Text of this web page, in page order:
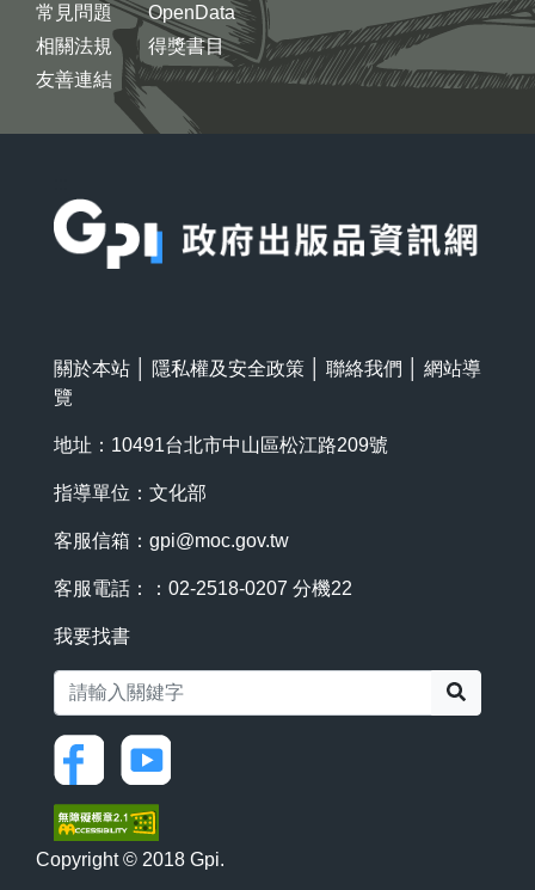
常見問題
相關法規
友善連結
OpenData
得獎書目
關於本站 隱私權及安全政策 聯絡我們
網站導
覽
地址：10491台北市中山區松江路209號
指導單位：文化部
客服信箱： gpi@moc.gov.tw
客服電話：：02-2518-0207 分機22
我要找書
Copyright © 2018 Gpi.